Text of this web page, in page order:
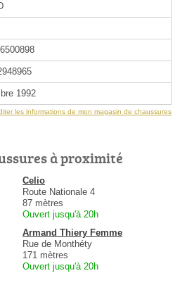
1992
les informations de mon magasin de chaussures
à proximité
Celio
Route Nationale 4
87 mètres
Ouvert jusqu'à 20h
Armand Thiery Femme
Rue de Monthéty
171 mètres
Ouvert jusqu'à 20h